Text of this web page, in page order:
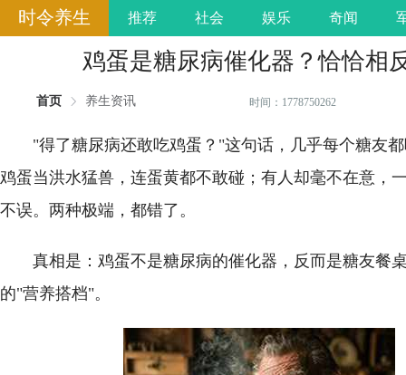
时令养生 推荐 社会 娱乐 奇闻
鸡蛋是糖尿病催化器？恰恰相
首页 养生资讯 时间：1778750262
"得了糖尿病还敢吃鸡蛋？"这句话，几乎每个糖友
鸡蛋当洪水猛兽，连蛋黄都不敢碰；有人却毫不在意，
不误。两种极端，都错了。
真相是：鸡蛋不是糖尿病的催化器，反而是糖友餐
的"营养搭档"。